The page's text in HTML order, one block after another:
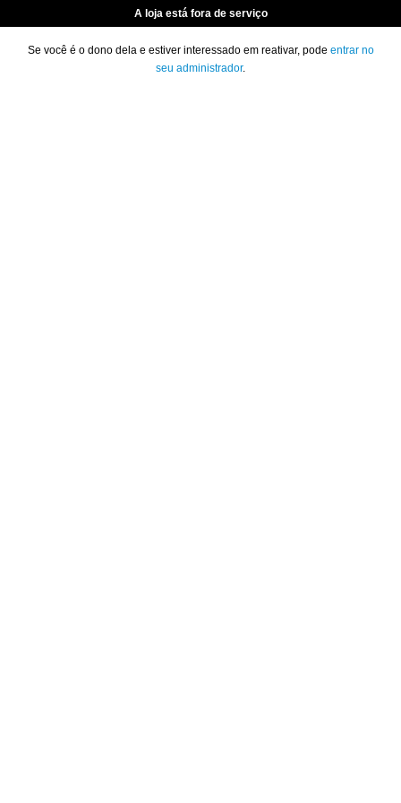
A loja está fora de serviço
Se você é o dono dela e estiver interessado em reativar, pode entrar no
seu administrador.